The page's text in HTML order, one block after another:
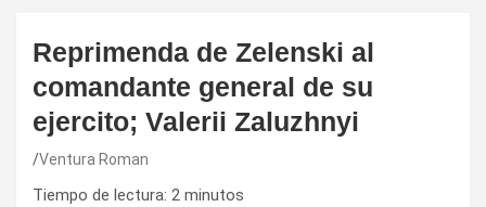
Reprimenda de Zelenski al
comandante general de su
ejercito; Valerii Zaluzhnyi
Ventura Roman
Tiempo de lectura: 2 minutos